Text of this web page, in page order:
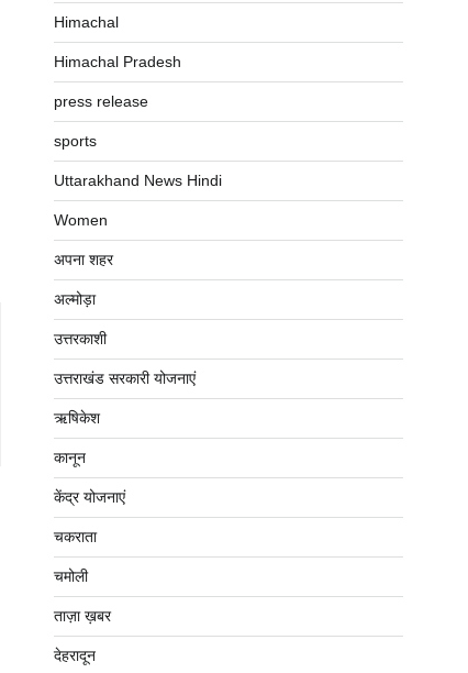
Himachal
Himachal Pradesh
press release
sports
Uttarakhand News Hindi
Women
अपना शहर
अल्मोड़ा
उत्तरकाशी
उत्तराखंड सरकारी योजनाएं
ऋषिकेश
कानून
केंद्र योजनाएं
चकराता
चमोली
ताज़ा ख़बर
देहरादून